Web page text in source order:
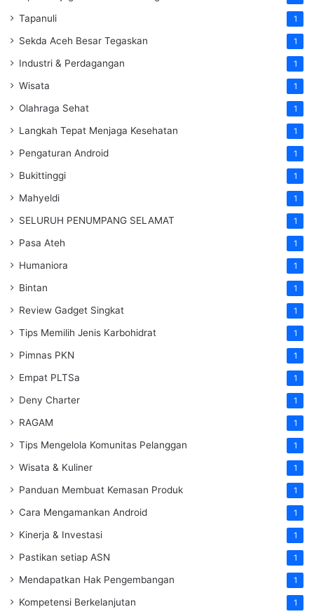
Tapanuli 1
Sekda Aceh Besar Tegaskan 1
Industri & Perdagangan 1
Wisata 1
Olahraga Sehat 1
Langkah Tepat Menjaga Kesehatan 1
Pengaturan Android 1
Bukittinggi 1
Mahyeldi 1
SELURUH PENUMPANG SELAMAT 1
Pasa Ateh 1
Humaniora 1
Bintan 1
Review Gadget Singkat 1
Tips Memilih Jenis Karbohidrat 1
Pimnas PKN 1
Empat PLTSa 1
Deny Charter 1
RAGAM 1
Tips Mengelola Komunitas Pelanggan 1
Wisata & Kuliner 1
Panduan Membuat Kemasan Produk 1
Cara Mengamankan Android 1
Kinerja & Investasi 1
Pastikan setiap ASN 1
Mendapatkan Hak Pengembangan 1
Kompetensi Berkelanjutan 1